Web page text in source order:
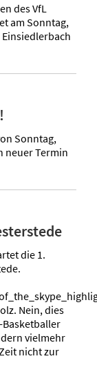
des VfL
am Sonntag,
Einsiedlerbach
Sonntag,
neuer Termin
die 1.
Nein, dies
Basketballer
vielmehr
nicht zur